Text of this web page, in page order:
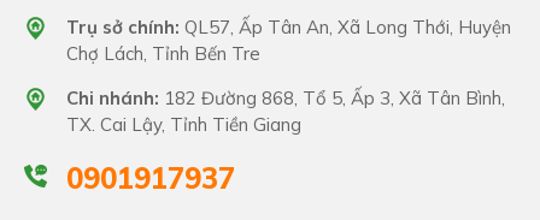
Trụ sở chính: QL57, Ấp Tân An, Xã Long Thới, Huyện
Chợ Lách, Tỉnh Bến Tre
Chi nhánh: 182 Đường 868, Tổ 5, Ấp 3, Xã Tân Bình,
TX. Cai Lậy, Tỉnh Tiền Giang
0901917937